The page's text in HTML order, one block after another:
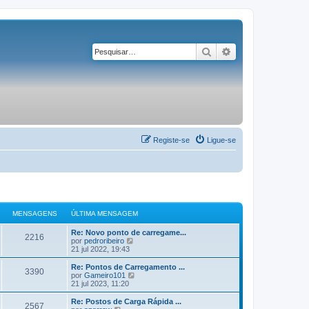
Pesquisar
Ligue-se
Registe-se
MENSAGENS ÚLTIMA MENSAGEM
2216
Re: Novo ponto de carregame...
por pedroribeiro
j
a
a
i
21 jul 2022, 19:43
3390
Re: Pontos de Carregamento ...
por Gameiro101
j
a
a
21 jul 2023, 11:20
2567
Re: Postos de Carga Rápida ...